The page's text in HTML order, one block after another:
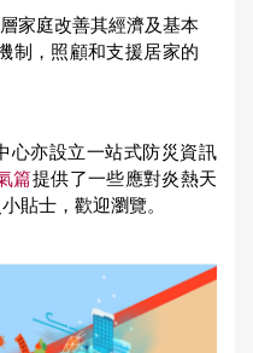
家庭改善其經濟及基本
制，照顧和支援居家的
心亦設立一站式防災資訊
篇提供了一些應對炎熱天
貼士，歡迎瀏覽。